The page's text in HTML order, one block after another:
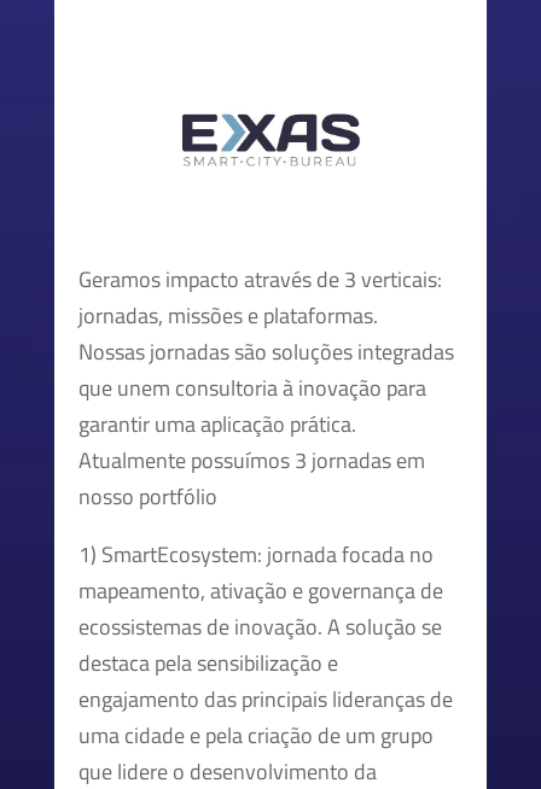
Geramos impacto através de 3 verticais:
jornadas, missões e plataformas.
Nossas jornadas são soluções integradas
que unem consultoria à inovação para
garantir uma aplicação prática.
Atualmente possuímos 3 jornadas em
nosso portfólio
1) SmartEcosystem: jornada focada no
mapeamento, ativação e governança de
ecossistemas de inovação. A solução se
destaca pela sensibilização e
engajamento das principais lideranças de
uma cidade e pela criação de um grupo
que lidere o desenvolvimento da